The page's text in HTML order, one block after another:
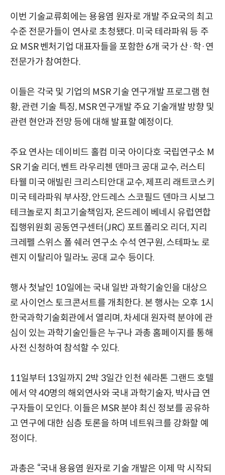
이번 기술교류회에는 용융염 원자로 개발 주요국의 최고
수준 전문가들이 연사로 초청됐다. 미국 테라파워 등 주
요 MSR 벤처기업 대표자들을 포함한 6개 국가 산·학·연
전문가가 참여한다.
이들은 각국 및 기업의 MSR 기술 연구개발 프로그램 현
황, 관련 기술 특징, MSR 연구개발 주요 기술개발 방향 및
관련 현안과 전망 등에 대해 발표할 예정이다.
주요 연사는 데이비드 홀컴 미국 아이다호 국립연구소 M
SR 기술 리더, 벤트 라우리첸 덴마크 공대 교수, 러스티
타웰 미국 애빌린 크리스티안대 교수, 제프리 래트코스키
미국 테라파워 부사장, 안드레스 스코필드 덴마크 시보그
테크놀로지 최고기술책임자, 온드레이 베네시 유럽연합
집행위원회 공동연구센터(JRC) 포트폴리오 리더, 지리
크레펠 스위스 폴 쉐러 연구소 수석 연구원, 스테파노 로
렌지 이탈리아 밀라노 공대 교수 등이다.
행사 첫날인 10일에는 국내 일반 과학기술인을 대상으
로 사이언스 토크콘서트를 개최한다. 본 행사는 오후 1시
한국과학기술회관에서 열리며, 차세대 원자력 분야에 관
심이 있는 과학기술인들은 누구나 과총 홈페이지를 통해
사전 신청하여 참석할 수 있다.
11일부터 13일까지 2박 3일간 인천 쉐라톤 그랜드 호텔
에서 약 40명의 해외연사와 국내 과학기술자, 박사급 연
구자들이 모인다. 이들은 MSR 분야 최신 정보를 공유하
고 연구에 대한 심층 토론을 하며 네트워크를 강화할 예
정이다.
과총은 “국내 용융염 원자로 기술 개발은 이제 막 시작되